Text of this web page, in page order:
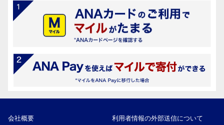
会社概要 利用者情報の外部送信について